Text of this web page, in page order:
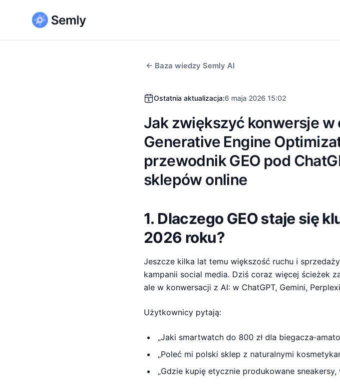
← Baza wiedzy Semly AI
Ostatnia aktualizacja:6 maja 2026 15:02
Jak zwiększyć konwersje w
Generative Engine
przewodnik GEO pod
sklepów online
1. Dlaczego GEO staje się
2026 roku?
Jeszcze kilka lat temu większość ruchu i
kampanii social media. Dziś coraz więcej ścieżek
ale w konwersacji z AI: w ChatGPT, Gemini,
Użytkownicy pytają:
„Jaki smartwatch do 800 zł dla
„Poleć mi polski sklep z naturalnymi
„Gdzie kupię etycznie produkowane sneakersy,